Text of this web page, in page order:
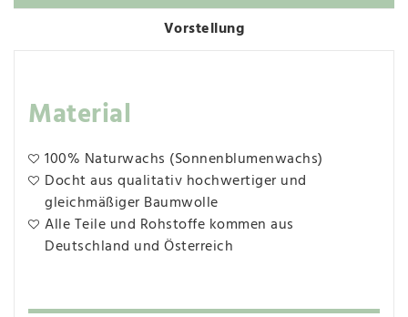
Vorstellung
Material
100% Naturwachs (Sonnenblumenwachs)
Docht aus qualitativ hochwertiger und
gleichmäßiger Baumwolle
Alle Teile und Rohstoffe kommen aus
Deutschland und Österreich